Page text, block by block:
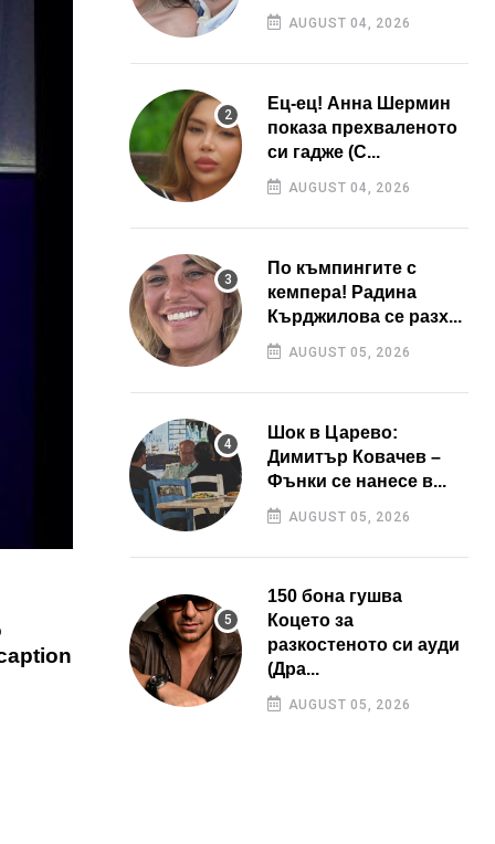
AUGUST 04, 2026
Ец-ец! Анна Шермин
показа прехваленото
си гадже (С...
AUGUST 04, 2026
По къмпингите с
кемпера! Радина
Кърджилова се разх...
AUGUST 05, 2026
Шок в Царево:
Димитър Ковачев –
Фънки се нанесе в...
AUGUST 05, 2026
150 бона гушва
Коцето за
разкостеното си ауди
(Дра...
AUGUST 05, 2026